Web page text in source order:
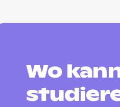
Wo